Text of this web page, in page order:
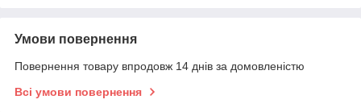
Умови повернення
Повернення товару впродовж 14 днів за домовленістю
Всі умови повернення